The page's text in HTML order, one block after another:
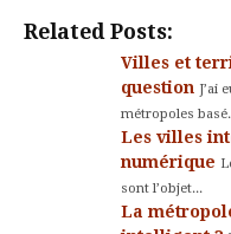
Related Posts:
Villes et
question J’ai
métropoles
Les villes
numérique
sont l’objet...
La